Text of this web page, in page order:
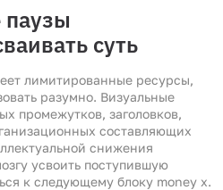
паузы
суть
лимитированные ресурсы,
разумно. Визуальные
промежутков, заголовков,
составляющих
снижения
усвоить поступившую
к следующему блоку money x.